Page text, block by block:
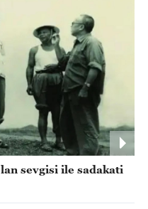
sevgisi ile sadakati